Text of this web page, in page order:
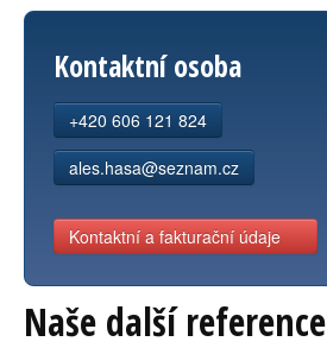
Kontaktní osoba
+420 606 121 824
ales.hasa@seznam.cz
Kontaktní a fakturační údaje
Naše další reference